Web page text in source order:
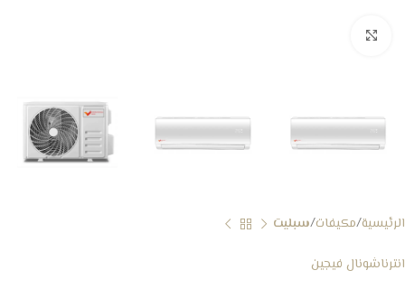
الرئيسية مكيفات سبليت
انترناشونال فيجين